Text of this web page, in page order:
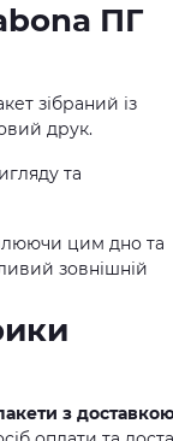
ПГ
зібраний із
друк.
та
цим дно та
зовнішній
з